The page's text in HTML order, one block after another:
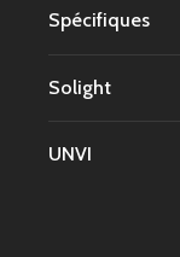
Spécifiques
Solight
UNVI